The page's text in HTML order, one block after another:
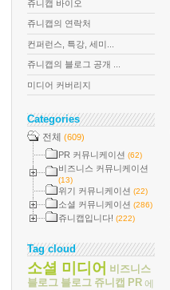
쥬니캡 바이오
쥬니캡의 연락처
컨퍼런스, 특강, 세미...
쥬니캡의 블로그 공개 ...
미디어 커버리지
Categories
전체 (609)
PR 커뮤니케이션 (62)
비즈니스 커뮤니케이션
(13)
위기 커뮤니케이션 (22)
소셜 커뮤니케이션 (286)
쥬니캡입니다! (222)
Tag cloud
소셜 미디어 비즈니스
블로그 블로그 쥬니캡 PR 에